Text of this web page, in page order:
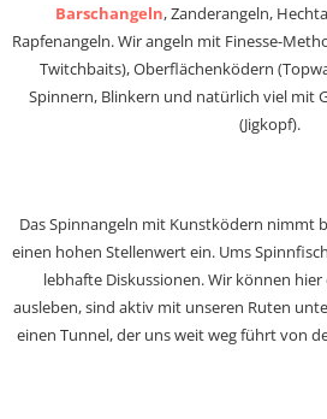
Barschangeln, Zanderangeln,
Rapfenangeln. Wir angeln mit Finesse-
Twitchbaits), Oberflächenködern
Spinnern, Blinkern und natürlich viel mit
(Jigkopf).
Das Spinnangeln mit Kunstködern nimmt
einen hohen Stellenwert ein. Ums
lebhafte Diskussionen. Wir können
ausleben, sind aktiv mit unseren Ruten
einen Tunnel, der uns weit weg führt von